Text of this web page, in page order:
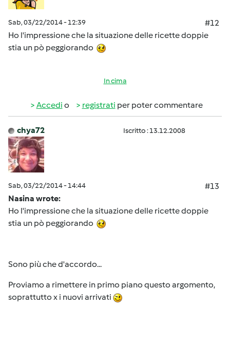
Sab, 03/22/2014 - 12:39
#12
Ho l'impressione che la situazione delle ricette doppie
stia un pò peggiorando
In cima
Accedi o registrati per poter commentare
chya72 Iscritto : 13.12.2008
Sab, 03/22/2014 - 14:44
#13
Nasina wrote:
Ho l'impressione che la situazione delle ricette doppie
stia un pò peggiorando
Sono più che d'accordo...
Proviamo a rimettere in primo piano questo argomento,
soprattutto x i nuovi arrivati